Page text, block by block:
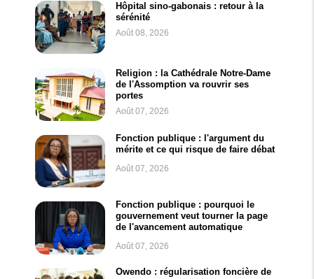
Hôpital sino-gabonais : retour à la
sérénité
Août 08, 2026
Religion : la Cathédrale Notre-Dame
de l'Assomption va rouvrir ses
portes
Août 07, 2026
Fonction publique : l'argument du
mérite et ce qui risque de faire débat
Août 07, 2026
Fonction publique : pourquoi le
gouvernement veut tourner la page
de l'avancement automatique
Août 07, 2026
Owendo : régularisation foncière de